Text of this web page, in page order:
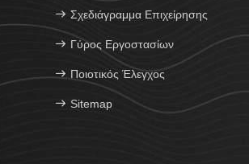
Σχεδιάγραμμα Επιχείρησης
Γύρος Εργοστασίων
Ποιοτικός Έλεγχος
Sitemap